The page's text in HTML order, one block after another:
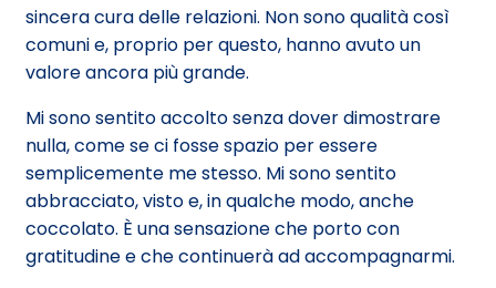
sincera cura delle relazioni. Non sono qualità così
comuni e, proprio per questo, hanno avuto un
valore ancora più grande.
Mi sono sentito accolto senza dover dimostrare
nulla, come se ci fosse spazio per essere
semplicemente me stesso. Mi sono sentito
abbracciato, visto e, in qualche modo, anche
coccolato. È una sensazione che porto con
gratitudine e che continuerà ad accompagnarmi.